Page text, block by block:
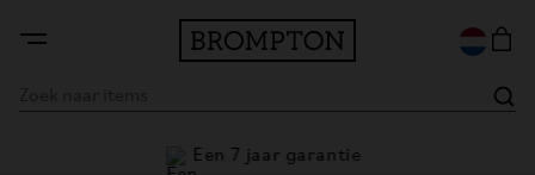
Een 7 jaar garantie